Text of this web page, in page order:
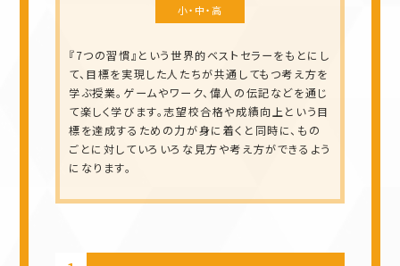
小・中・高
『7つの習慣』という世界的ベストセラーをもとにし
て、目標を実現した人たちが共通してもつ考え方を
学ぶ授業。ゲームやワーク、偉人の伝記などを通じ
て楽しく学びます。志望校合格や成績向上という目
標を達成するための力が身に着くと同時に、もの
ごとに対していろいろな見方や考え方ができるよう
になります。